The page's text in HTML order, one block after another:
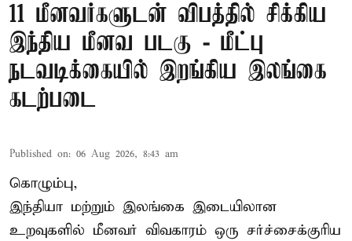
11 மீனவர்களுடன் விபத்தில் சிக்கிய
இந்திய மீனவ படகு - மீட்பு
நடவடிக்கையில் இறங்கிய இலங்கை
கடற்படை
Published on: 06 Aug 2026, 8:43 am
கொழும்பு,
இந்தியா மற்றும் இலங்கை இடையிலான
உறவுகளில் மீனவர் விவகாரம் ஒரு சர்ச்சைக்குரிய